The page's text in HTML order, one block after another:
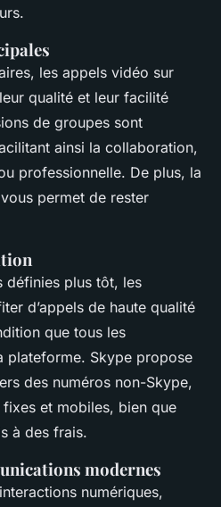
les appels vidéo sur
qualité et leur facilité
de groupes sont
ainsi la collaboration,
professionnelle. De plus, la
permet de rester
définies plus tôt, les
d’appels de haute qualité
que tous les
plateforme. Skype propose
des numéros non-Skype,
et mobiles, bien que
à des frais.
modernes
numériques,